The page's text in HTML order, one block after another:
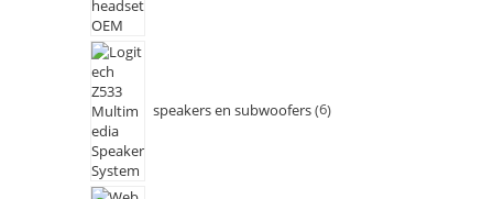
speakers en subwoofers 6